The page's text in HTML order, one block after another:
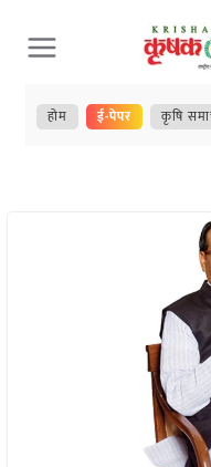
Skip
to
content
होम ई-पेपर कृषि